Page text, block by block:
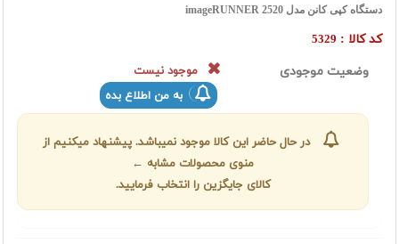
دستگاه کپی کانن مدل imageRUNNER 2520
کد کالا : 5329
وضعیت موجودی
موجود نیست
به من اطلاع بده
در حال حاضر این کالا موجود نمیباشد. پیشنهاد میکنیم از
منوی محصولات مشابه ←
کالای جایگزین را انتخاب فرمایید.